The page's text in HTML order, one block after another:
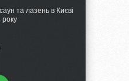
та лазень в Києві
року